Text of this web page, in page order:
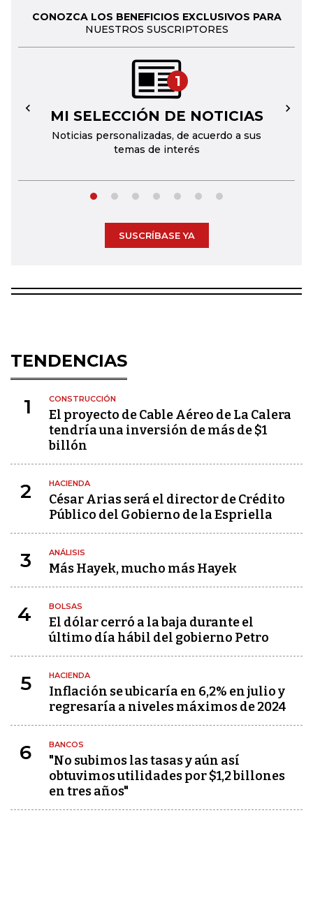
CONOZCA LOS BENEFICIOS EXCLUSIVOS PARA
NUESTROS SUSCRIPTORES
1
MI SELECCIÓN DE NOTICIAS
Noticias personalizadas, de acuerdo a sus
temas de interés
← →
SUSCRÍBASE YA
TENDENCIAS
1 CONSTRUCCIÓN
El proyecto de Cable Aéreo de La Calera
tendría una inversión de más de $1
billón
2 HACIENDA
César Arias será el director de Crédito
Público del Gobierno de la Espriella
3 ANÁLISIS
Más Hayek, mucho más Hayek
4 BOLSAS
El dólar cerró a la baja durante el
último día hábil del gobierno Petro
5 HACIENDA
Inflación se ubicaría en 6,2% en julio y
regresaría a niveles máximos de 2024
6 BANCOS
"No subimos las tasas y aún así
obtuvimos utilidades por $1,2 billones
en tres años"